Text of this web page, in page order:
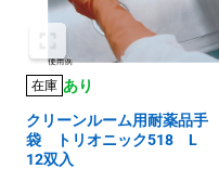
在庫 あり
クリーンルーム用耐薬品手
袋 トリオニック518 L
12双入